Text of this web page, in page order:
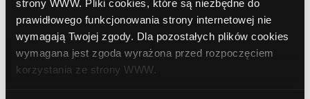
strony WWW. Pliki cookies, które są niezbędne do
prawidłowego funkcjonowania strony internetowej nie
wymagają Twojej zgody. Dla pozostałych plików cookies
wymagana jest zgoda wyrażona przed rozpoczęciem
korzystania ze strony WWW.
Użytkownikom odbywać się będzie poprzez umieszczenie
aktualnej wersji na blogu. Wszelkie zmiany Regulaminu wchodzą
w życie z dniem ich publikacji.